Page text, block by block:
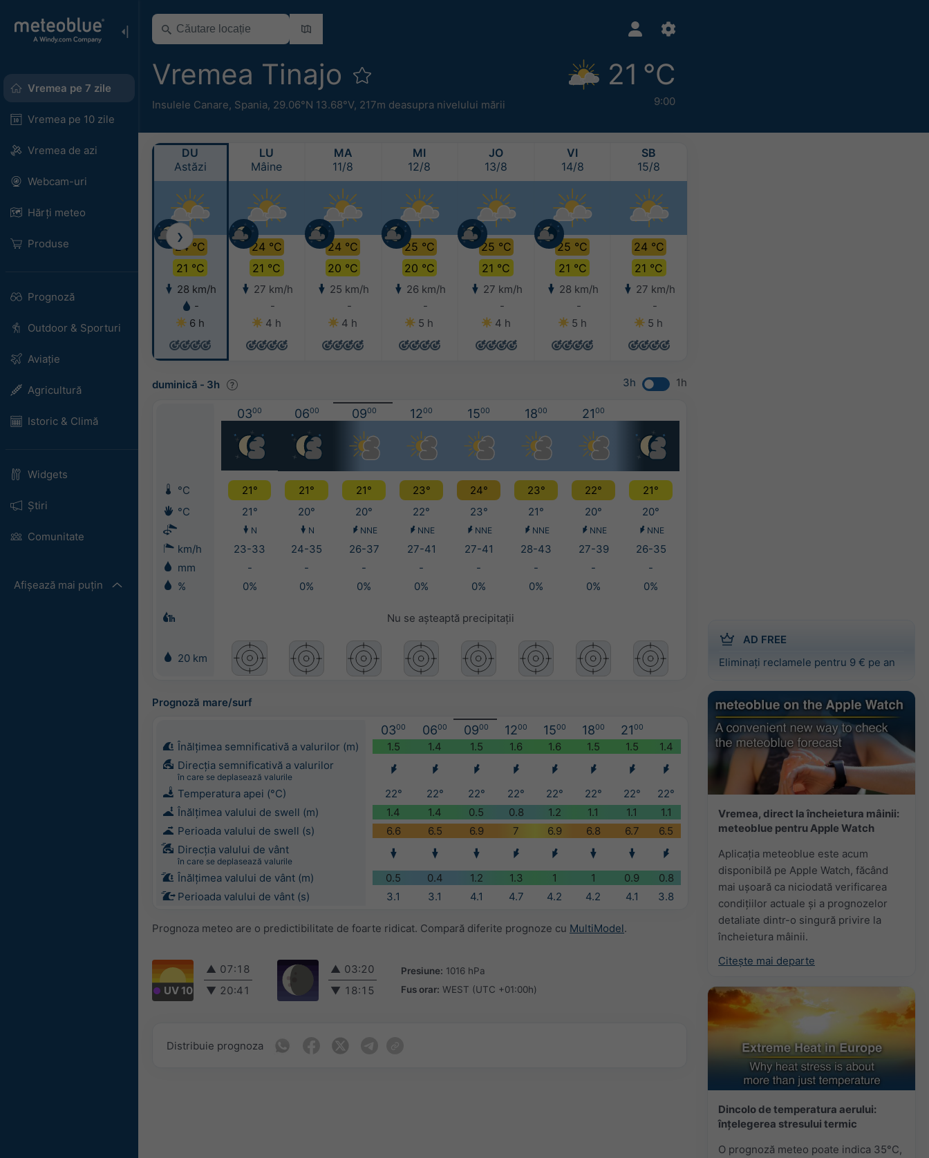
Vremea pe 7 zile
Vremea pe 10 zile
Vremea de azi
Webcam-uri
Hărți meteo
Produse
Prognoză
Outdoor & Sporturi
Aviație
Agricultură
Istoric & Climă
Widgets
Știri
Comunitate
Afișează mai puțin
Vremea Tinajo
Insulele Canare, Spania, 29.06°N 13.68°V, 217m deasupra nivelului mării
21 °C
9:00
AD FREE
Eliminați reclamele pentru 9 € pe an
Vremea, direct la încheietura mâinii:
meteoblue pentru Apple Watch
Aplicația meteoblue este acum
disponibilă pe Apple Watch, făcând
mai ușoară ca niciodată verificarea
condițiilor actuale și a prognozelor
detaliate dintr-o singură privire la
încheietura mâinii.
Citește mai departe
Dincolo de temperatura aerului:
înțelegerea stresului termic
O prognoză meteo poate indica 35°C,
DU
Astăzi
24 °C
21 °C
28 km/h
-
6 h
LU
Mâine
24 °C
21 °C
27 km/h
-
4 h
MA
11/8
24 °C
20 °C
25 km/h
-
4 h
MI
12/8
25 °C
20 °C
26 km/h
-
5 h
JO
13/8
25 °C
21 °C
27 km/h
-
4 h
VI
14/8
25 °C
21 °C
28 km/h
-
5 h
SB
15/8
24 °C
21 °C
27 km/h
-
5 h
❯
duminică - 3h 3h 1h
0300 0600 0900 1200 1500 1800 2100
°C 21° 21° 21° 23° 24° 23° 22°
21°
°C
21° 20° 20° 22° 23° 21° 20° 20°
N N NNE NNE NNE NNE NNE NNE
km/h 23-33 24-35 26-37 27-41 27-41 28-43 27-39
26-35
mm
- - - - - - -
-
%
0% 0% 0% 0% 0% 0% 0% 0%
Nu se așteaptă precipitații
20 km
Prognoză mare/surf
0300 0600 0900 1200 1500 1800 2100
Înălțimea semnificativă a valurilor (m) 1.5 1.4 1.5 1.6 1.6 1.5 1.5
1.4
Direcția semnificativă a valurilor
în care se deplasează valurile
Temperatura apei (°C) 22° 22° 22° 22° 22° 22° 22°
22°
Înălțimea valului de swell (m)
1.4 1.4 0.5 0.8 1.2 1.1 1.1
1.1
Perioada valului de swell (s)
6.6 6.5 6.9 7 6.9 6.8 6.7
6.5
Direcția valului de vânt
în care se deplasează valurile
Înălțimea valului de vânt (m) 0.5 0.4 1.2 1.3 1 1 0.9
0.8
Perioada valului de vânt (s)
3.1 3.1 4.1 4.7 4.2 4.2 4.1 3.8
Prognoza meteo are o predictibilitate de foarte ridicat. Compară diferite prognoze cu MultiModel.
UV 10
▲ 07:18
▼ 20:41
▲ 03:20
▼ 18:15
Presiune: 1016 hPa
Fus orar: WEST (UTC +01:00h)
Distribuie prognoza